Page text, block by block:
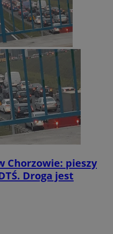
Chorzowie: pieszy
Droga jest